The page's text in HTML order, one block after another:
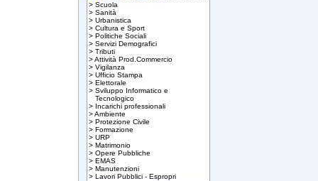
> Scuola
> Sanità
> Urbanistica
> Cultura e Sport
> Politiche Sociali
> Servizi Demografici
> Tributi
>Attività Prod.Commercio
> Vigilanza
> Ufficio Stampa
> Elettorale
> Sviluppo Informatico e
Tecnologico
> Incarichi professionali
>Ambiente
> Protezione Civile
> Formazione
> URP
> Matrimonio
> Opere Pubbliche
> EMAS
> Manutenzioni
> Lavori Pubblici - Espropri